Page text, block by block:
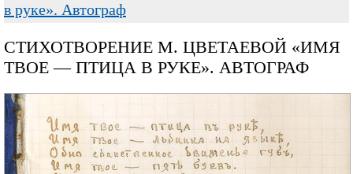
в руке». Автограф
СТИХОТВОРЕНИЕ М. ЦВЕТАЕВОЙ «ИМЯ
ТВОЕ — ПТИЦА В РУКЕ». АВТОГРАФ